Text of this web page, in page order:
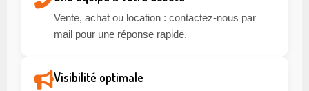
Vente, achat ou location : contactez-nous par
mail pour une réponse rapide.
Visibilité optimale